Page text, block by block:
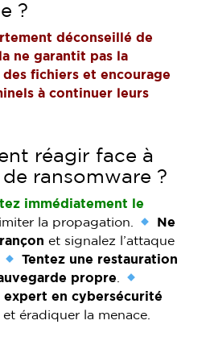
?
déconseillé de
ne garantit pas la
fichiers et encourage
à continuer leurs
réagir face à
ransomware ?
immédiatement le
la propagation.
Ne
et signalez l’attaque
Tentez une restauration
propre.
expert en cybersécurité
éradiquer la menace.